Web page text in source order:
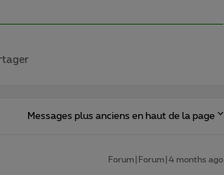
Messages plus anciens en haut de la page
Forum|Forum|4 months ago